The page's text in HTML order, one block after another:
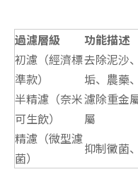
過濾層級 功能描述
初濾（經濟標
準款）
去除泥沙
垢、農藥
半精濾（奈米
可生飲）
濾除重金
屬
精濾（微型濾
菌）
抑制黴菌